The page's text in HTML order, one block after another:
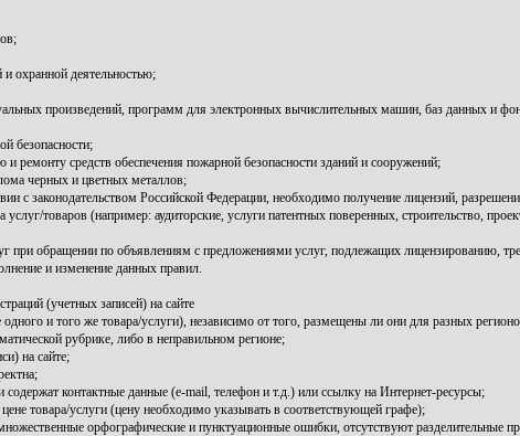
охранной деятельностью;
произведений, программ для электронных вычислительных машин, баз данных и
безопасности;
ремонту средств обеспечения пожарной безопасности зданий и сооружений;
черных и цветных металлов;
с законодательством Российской Федерации, необходимо получение лицензий,
товаров (например: аудиторские, услуги патентных поверенных, строительство,
при обращении по объявлениям с предложениями услуг, подлежащих лицензированию,
и изменение данных правил.
(учетных записей) на сайте
и того же товара/услуги), независимо от того, размещены ли они для разных
рубрике, либо в неправильном регионе;
на сайте;
контактные данные (e-mail, телефон и т.д.) или ссылку на Интернет-ресурсы;
товара/услуги (цену необходимо указывать в соответствующей графе);
орфографические и пунктуационные ошибки, отсутствуют разделительные